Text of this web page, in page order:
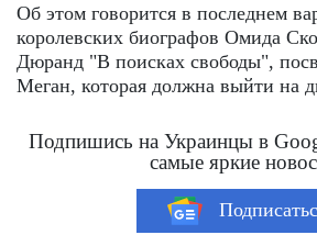
Об этом говорится в последнем
королевских биографов Омида
Дюранд "В поисках свободы",
Меган, которая должна выйти на
Подпишись на Украинцы в
самые яркие